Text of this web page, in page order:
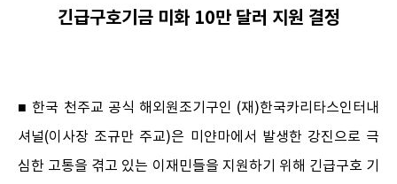
긴급구호기금 미화 10만 달러 지원 결정
■ 한국 천주교 공식 해외원조기구인 (재)한국카리타스인터내
셔널(이사장 조규만 주교)은 미얀마에서 발생한 강진으로 극
심한 고통을 겪고 있는 이재민들을 지원하기 위해 긴급구호 기